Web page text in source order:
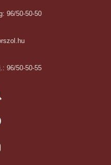
96/50-50-50
96/50-50-55